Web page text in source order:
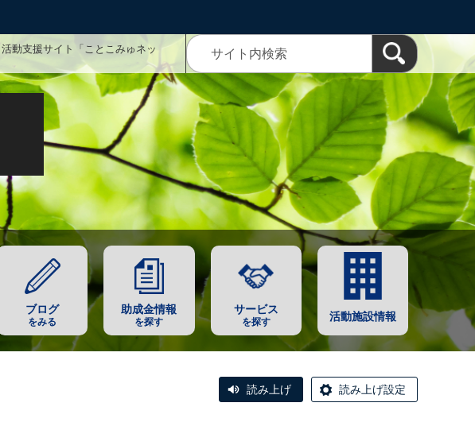
動支援サイト「ことこみゅネッ
ブログ
をみる
助成金情報
を探す
サービス
を探す 活動施設情報
読み上げ 読み上げ設定